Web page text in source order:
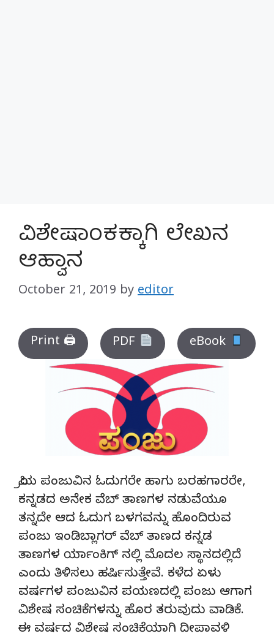
ವಿಶೇಷಾಂಕಕ್ಕಾಗಿ ಲೇಖನ
ಆಹ್ವಾನ
October 21, 2019 by editor
Print 🖨 PDF eBook
ಪ್ರಿಯ ಪಂಜುವಿನ ಓದುಗರೇ ಹಾಗು ಬರಹಗಾರರೇ,
ಕನ್ನಡದ ಅನೇಕ ವೆಬ್‌ ತಾಣಗಳ ನಡುವೆಯೂ
ತನ್ನದೇ ಆದ ಓದುಗ ಬಳಗವನ್ನು ಹೊಂದಿರುವ
ಪಂಜು ಇಂಡಿಬ್ಲಾಗರ್‌ ವೆಬ್‌ ತಾಣದ ಕನ್ನಡ
ತಾಣಗಳ ರ್ಯಾಂಕಿಗ್‌ ನಲ್ಲಿ ಮೊದಲ ಸ್ಥಾನದಲ್ಲಿದೆ
ಎಂದು ತಿಳಿಸಲು ಹರ್ಷಿಸುತ್ತೇವೆ. ಕಳೆದ ಏಳು
ವರ್ಷಗಳ ಪಂಜುವಿನ ಪಯಣದಲ್ಲಿ ಪಂಜು ಆಗಾಗ
ವಿಶೇಷ ಸಂಚಿಕೆಗಳನ್ನು ಹೊರ ತರುವುದು ವಾಡಿಕೆ.
ಈ ವರ್ಷದ ವಿಶೇಷ ಸಂಚಿಕೆಯಾಗಿ ದೀಪಾವಳಿ